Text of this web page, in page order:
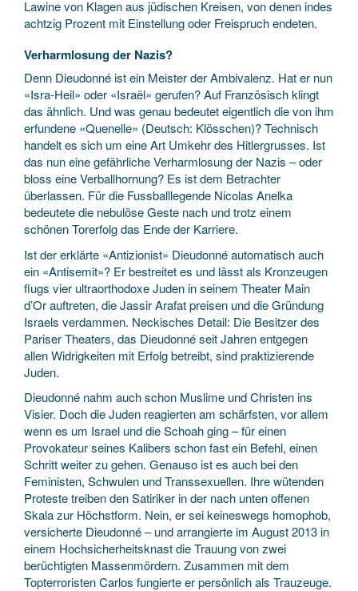
Lawine von Klagen aus jüdischen Kreisen, von denen indes
achtzig Prozent mit Einstellung oder Freispruch endeten.
Verharmlosung der Nazis?
Denn Dieudonné ist ein Meister der Ambivalenz. Hat er nun
«Isra-Heil» oder «Israël» gerufen? Auf Französisch klingt
das ähnlich. Und was genau bedeutet eigentlich die von ihm
erfundene «Quenelle» (Deutsch: Klösschen)? Technisch
handelt es sich um eine Art Umkehr des Hitlergrusses. Ist
das nun eine gefährliche Verharmlosung der Nazis – oder
bloss eine Verballhornung? Es ist dem Betrachter
überlassen. Für die Fussballlegende Nicolas Anelka
bedeutete die nebulöse Geste nach und trotz einem
schönen Torerfolg das Ende der Karriere.
Ist der erklärte «Antizionist» Dieudonné automatisch auch
ein «Antisemit»? Er bestreitet es und lässt als Kronzeugen
flugs vier ultraorthodoxe Juden in seinem Theater Main
d’Or auftreten, die Jassir Arafat preisen und die Gründung
Israels verdammen. Neckisches Detail: Die Besitzer des
Pariser Theaters, das Dieudonné seit Jahren entgegen
allen Widrigkeiten mit Erfolg betreibt, sind praktizierende
Juden.
Dieudonné nahm auch schon Muslime und Christen ins
Visier. Doch die Juden reagierten am schärfsten, vor allem
wenn es um Israel und die Schoah ging – für einen
Provokateur seines Kalibers schon fast ein Befehl, einen
Schritt weiter zu gehen. Genauso ist es auch bei den
Feministen, Schwulen und Transsexuellen. Ihre wütenden
Proteste treiben den Satiriker in der nach unten offenen
Skala zur Höchstform. Nein, er sei keineswegs homophob,
versicherte Dieudonné – und arrangierte im August 2013 in
einem Hochsicherheitsknast die Trauung von zwei
berüchtigten Massenmördern. Zusammen mit dem
Topterroristen Carlos fungierte er persönlich als Trauzeuge.